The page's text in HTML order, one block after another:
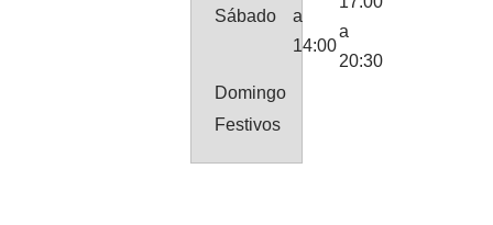
Sábado
a
14:00
a
20:30
Domingo
Festivos